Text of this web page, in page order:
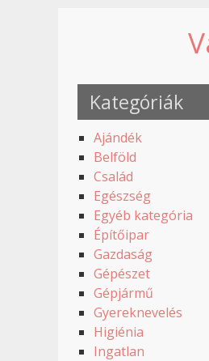
Kategóriák
Ajándék
Belföld
Család
Egészség
Egyéb kategória
Építőipar
Gazdaság
Gépészet
Gépjármű
Gyereknevelés
Higiénia
Ingatlan